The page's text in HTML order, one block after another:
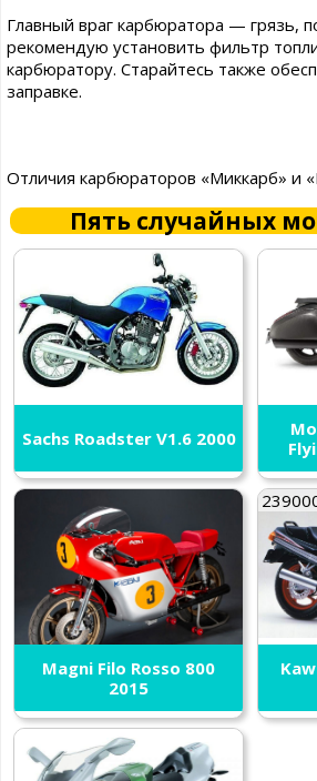
Главный враг карбюратора — грязь,
рекомендую установить фильтр
карбюратору. Старайтесь также
заправке.
Отличия карбюраторов «Миккарб» и
Пять случайных
Sachs Roadster V1.6 2000
Magni Filo Rosso 800
2015